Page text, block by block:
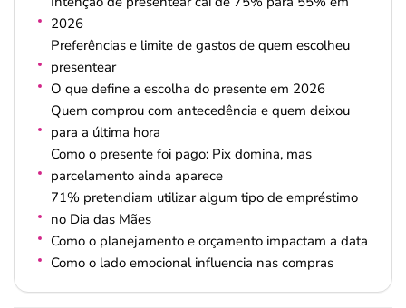
2026
Preferências e limite de gastos de quem escolheu
presentear
O que define a escolha do presente em 2026
Quem comprou com antecedência e quem deixou
para a última hora
Como o presente foi pago: Pix domina, mas
parcelamento ainda aparece
71% pretendiam utilizar algum tipo de empréstimo
no Dia das Mães
Como o planejamento e orçamento impactam a data
Como o lado emocional influencia nas compras